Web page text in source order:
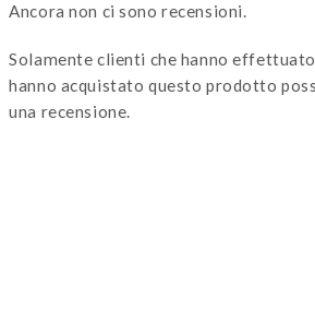
Ancora non ci sono recensioni.
Solamente clienti che hanno
hanno acquistato questo prodotto
una recensione.